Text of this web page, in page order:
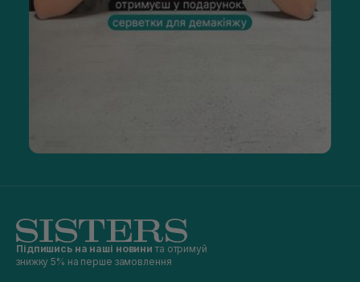
Підпишись на наші новини та отримуй
знижку 5% на перше замовлення